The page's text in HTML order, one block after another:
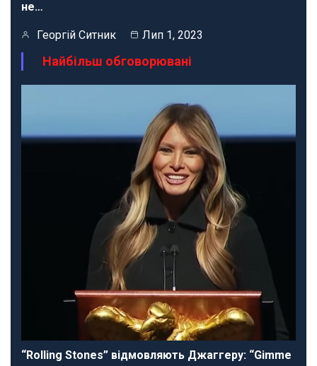
не…
Георгій Ситник Лип 1, 2023
Найбільш обговорювані
“Rolling Stones” відмовляють Джаггеру: “Gimme